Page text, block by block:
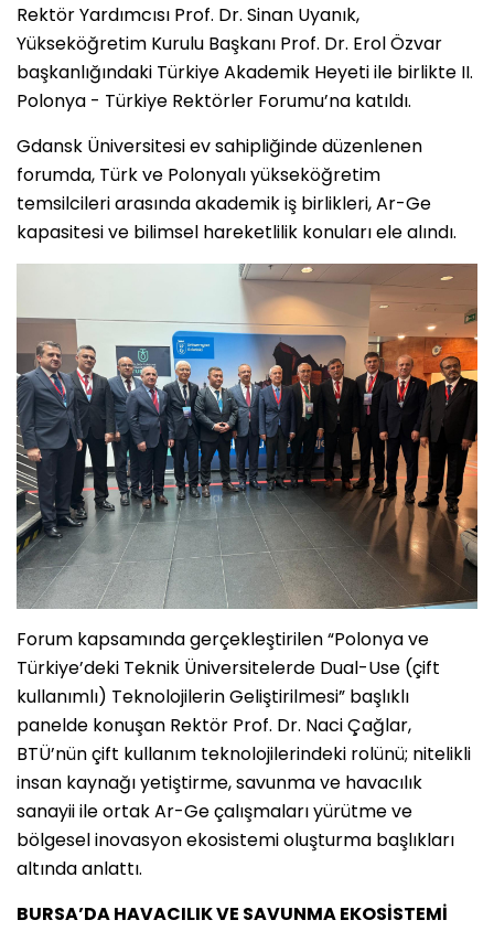
Rektör Yardımcısı Prof. Dr. Sinan Uyanık,
Yükseköğretim Kurulu Başkanı Prof. Dr. Erol Özvar
başkanlığındaki Türkiye Akademik Heyeti ile birlikte II.
Polonya - Türkiye Rektörler Forumu’na katıldı.
Gdansk Üniversitesi ev sahipliğinde düzenlenen
forumda, Türk ve Polonyalı yükseköğretim
temsilcileri arasında akademik iş birlikleri, Ar-Ge
kapasitesi ve bilimsel hareketlilik konuları ele alındı.
Forum kapsamında gerçekleştirilen “Polonya ve
Türkiye’deki Teknik Üniversitelerde Dual-Use (çift
kullanımlı) Teknolojilerin Geliştirilmesi” başlıklı
panelde konuşan Rektör Prof. Dr. Naci Çağlar,
BTÜ’nün çift kullanım teknolojilerindeki rolünü; nitelikli
insan kaynağı yetiştirme, savunma ve havacılık
sanayii ile ortak Ar-Ge çalışmaları yürütme ve
bölgesel inovasyon ekosistemi oluşturma başlıkları
altında anlattı.
BURSA’DA HAVACILIK VE SAVUNMA EKOSİSTEMİ